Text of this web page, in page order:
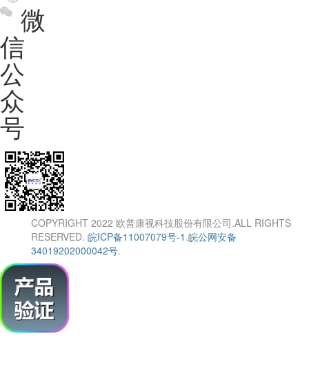
微
信
公
众
号
COPYRIGHT 2022 欧普康视科技股份有限公司.ALL RIGHTS
RESERVED. 皖ICP备11007079号-1 .皖公网安备
34019202000042号.